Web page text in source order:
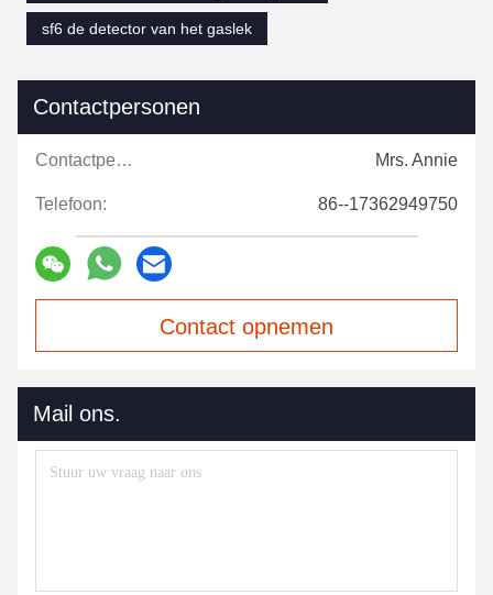
sf6 de detector van het gaslek
Contactpersonen
Contactpersonen: Mrs. Annie
Telefoon: 86--17362949750
Contact opnemen
Mail ons.